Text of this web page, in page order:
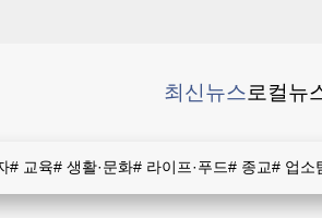
최신뉴스로컬뉴
# 교육# 생활·문화# 라이프·푸드# 종교# 업소